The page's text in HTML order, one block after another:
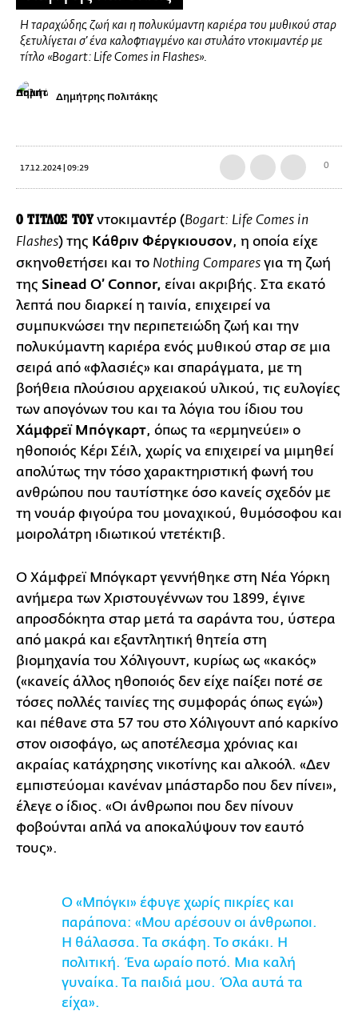
Η ταραχώδης ζωή και η πολυκύμαντη καριέρα του μυθικού σταρ
ξετυλίγεται σ’ ένα καλοφτιαγμένο και στυλάτο ντοκιμαντέρ με
τίτλο «Bogart: Life Comes in Flashes».
Δημήτρης Πολιτάκης
17.12.2024 | 09:29 0
Ο ΤΙΤΛΟΣ ΤΟΥντοκιμαντέρ (Bogart: Life Comes in
Flashes) της Κάθριν Φέργκιουσον, η οποία είχε
σκηνοθετήσει και το Nothing Compares για τη ζωή
της Sinead O’ Connor, είναι ακριβής. Στα εκατό
λεπτά που διαρκεί η ταινία, επιχειρεί να
συμπυκνώσει την περιπετειώδη ζωή και την
πολυκύμαντη καριέρα ενός μυθικού σταρ σε μια
σειρά από «φλασιές» και σπαράγματα, με τη
βοήθεια πλούσιου αρχειακού υλικού, τις ευλογίες
των απογόνων του και τα λόγια του ίδιου του
Χάμφρεϊ Μπόγκαρτ, όπως τα «ερμηνεύει» ο
ηθοποιός Κέρι Σέιλ, χωρίς να επιχειρεί να μιμηθεί
απολύτως την τόσο χαρακτηριστική φωνή του
ανθρώπου που ταυτίστηκε όσο κανείς σχεδόν με
τη νουάρ φιγούρα του μοναχικού, θυμόσοφου και
μοιρολάτρη ιδιωτικού ντετέκτιβ.
Ο Χάμφρεϊ Μπόγκαρτ γεννήθηκε στη Νέα Υόρκη
ανήμερα των Χριστουγέννων του 1899, έγινε
απροσδόκητα σταρ μετά τα σαράντα του, ύστερα
από μακρά και εξαντλητική θητεία στη
βιομηχανία του Χόλιγουντ, κυρίως ως «κακός»
(«κανείς άλλος ηθοποιός δεν είχε παίξει ποτέ σε
τόσες πολλές ταινίες της συμφοράς όπως εγώ»)
και πέθανε στα 57 του στο Χόλιγουντ από καρκίνο
στον οισοφάγο, ως αποτέλεσμα χρόνιας και
ακραίας κατάχρησης νικοτίνης και αλκοόλ. «Δεν
εμπιστεύομαι κανέναν μπάσταρδο που δεν πίνει»,
έλεγε ο ίδιος. «Οι άνθρωποι που δεν πίνουν
φοβούνται απλά να αποκαλύψουν τον εαυτό
τους».
O «Μπόγκι» έφυγε χωρίς πικρίες και
παράπονα: «Μου αρέσουν οι άνθρωποι.
Η θάλασσα. Τα σκάφη. Το σκάκι. Η
πολιτική. Ένα ωραίο ποτό. Μια καλή
γυναίκα. Τα παιδιά μου. Όλα αυτά τα
είχα».